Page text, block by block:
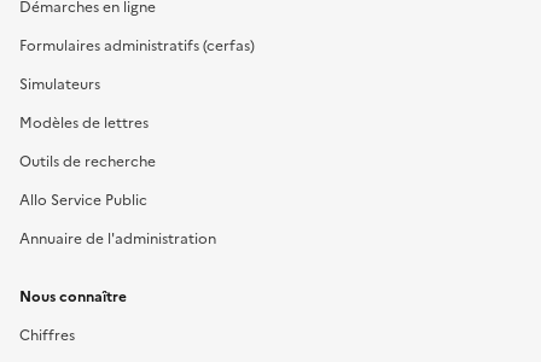
Démarches en ligne
Formulaires administratifs (cerfas)
Simulateurs
Modèles de lettres
Outils de recherche
Allo Service Public
Annuaire de l'administration
Nous connaître
Chiffres